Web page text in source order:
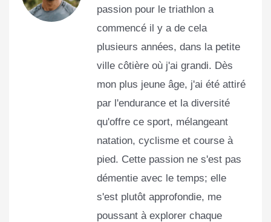
passion pour le triathlon a
commencé il y a de cela
plusieurs années, dans la petite
ville côtière où j'ai grandi. Dès
mon plus jeune âge, j'ai été attiré
par l'endurance et la diversité
qu'offre ce sport, mélangeant
natation, cyclisme et course à
pied. Cette passion ne s'est pas
démentie avec le temps; elle
s'est plutôt approfondie, me
poussant à explorer chaque